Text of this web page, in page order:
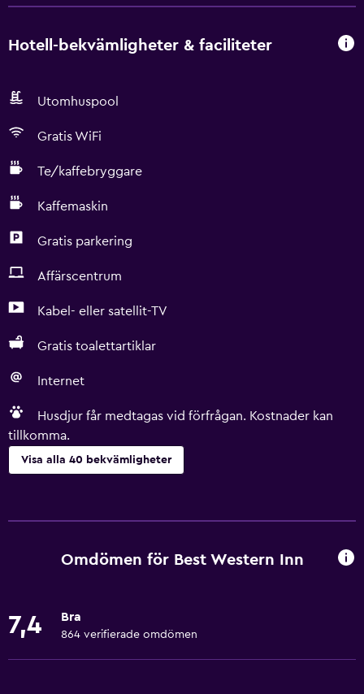
Hotell-bekvämligheter & faciliteter
Utomhuspool
Gratis WiFi
Te/kaffebryggare
Kaffemaskin
Gratis parkering
Affärscentrum
Kabel- eller satellit-TV
Gratis toalettartiklar
Internet
Husdjur får medtagas vid förfrågan. Kostnader kan
tillkomma.
Visa alla 40 bekvämligheter
Gratis WiFi
Gratis toalettartiklar
Omdömen för Best Western Inn
7,4 Bra
864 verifierade omdömen